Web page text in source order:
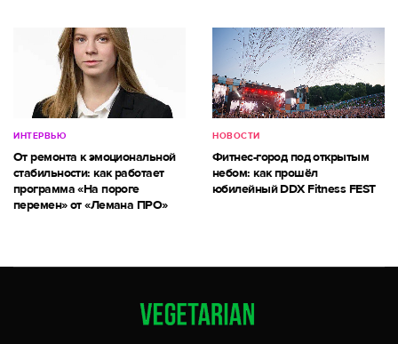
ИНТЕРВЬЮ
От ремонта к эмоциональной
стабильности: как работает
программа «На пороге
перемен» от «Лемана ПРО»
НОВОСТИ
Фитнес-город под открытым
небом: как прошёл
юбилейный DDX Fitness FEST